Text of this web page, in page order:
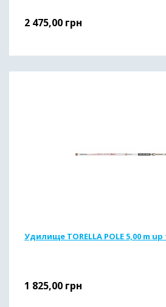
2 475,00 грн
Удилище TORELLA POLE 5,00 m
1 825,00 грн